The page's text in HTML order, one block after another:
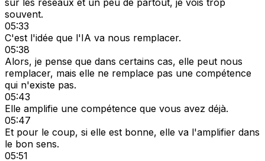
souvent.
05:33
C'est l'idée que l'IA va nous remplacer.
05:38
Alors, je pense que dans certains cas, elle peut nous
remplacer, mais elle ne remplace pas une compétence
qui n'existe pas.
05:43
Elle amplifie une compétence que vous avez déjà.
05:47
Et pour le coup, si elle est bonne, elle va l'amplifier dans
le bon sens.
05:51